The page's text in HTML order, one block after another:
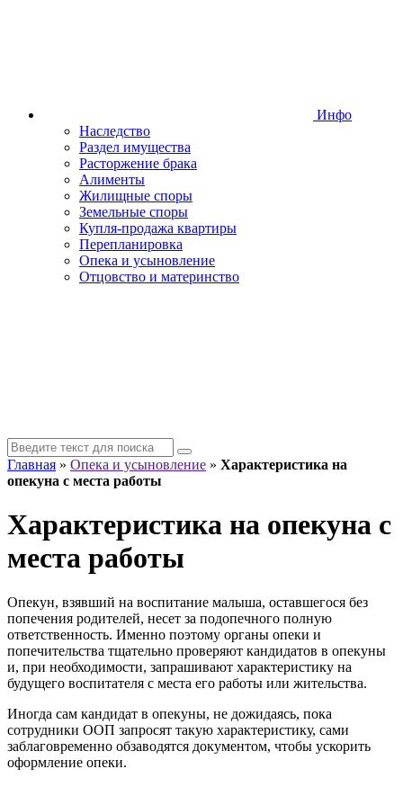
Инфо
Наследство
Раздел имущества
Расторжение брака
Алименты
Жилищные споры
Земельные споры
Купля-продажа квартиры
Перепланировка
Опека и усыновление
Отцовство и материнство
Главная » Опека и усыновление » Характеристика на
опекуна с места работы
Характеристика на опекуна с
места работы
Опекун, взявший на воспитание малыша, оставшегося без
попечения родителей, несет за подопечного полную
ответственность. Именно поэтому органы опеки и
попечительства тщательно проверяют кандидатов в опекуны
и, при необходимости, запрашивают характеристику на
будущего воспитателя с места его работы или жительства.
Иногда сам кандидат в опекуны, не дожидаясь, пока
сотрудники ООП запросят такую характеристику, сами
заблаговременно обзаводятся документом, чтобы ускорить
оформление опеки.